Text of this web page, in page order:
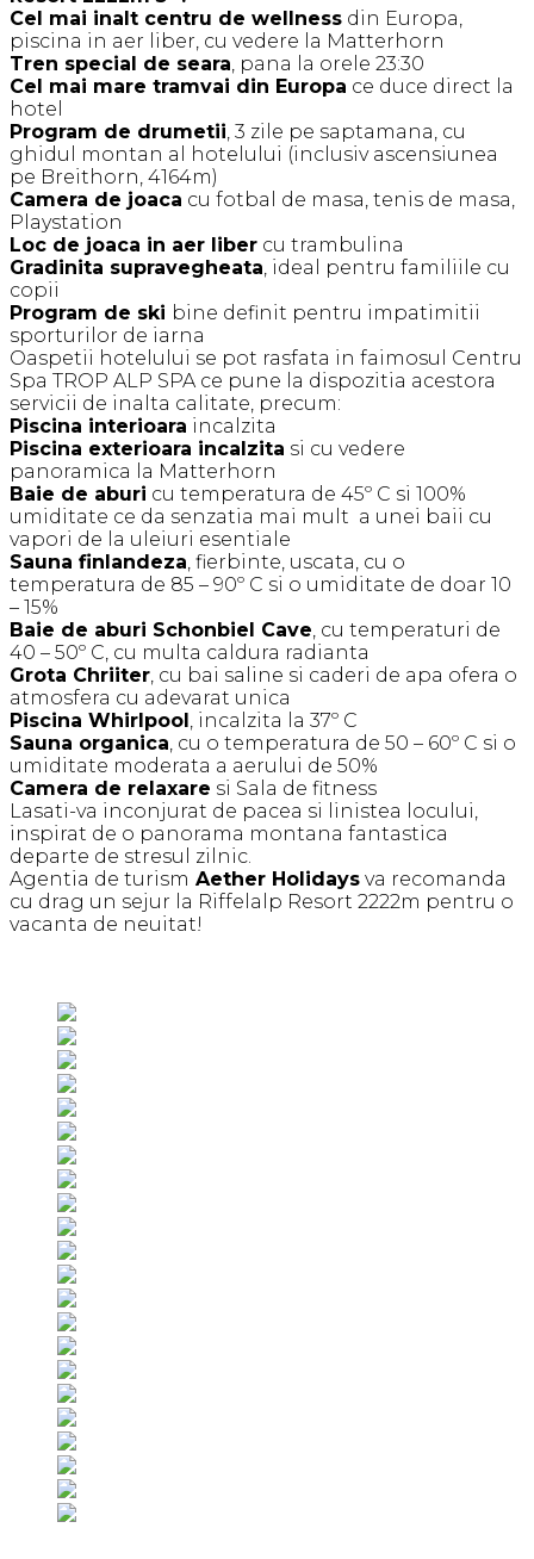
Cel mai inalt centru de wellness din Europa,
piscina in aer liber, cu vedere la Matterhorn
Tren special de seara, pana la orele 23:30
Cel mai mare tramvai din Europa ce duce direct la
hotel
Program de drumetii, 3 zile pe saptamana, cu
ghidul montan al hotelului (inclusiv ascensiunea
pe Breithorn, 4164m)
Camera de joaca cu fotbal de masa, tenis de masa,
Playstation
Loc de joaca in aer liber cu trambulina
Gradinita supravegheata, ideal pentru familiile cu
copii
Program de ski bine definit pentru impatimitii
sporturilor de iarna
Oaspetii hotelului se pot rasfata in faimosul Centru
Spa TROP ALP SPA ce pune la dispozitia acestora
servicii de inalta calitate, precum:
Piscina interioara incalzita
Piscina exterioara incalzita si cu vedere
panoramica la Matterhorn
Baie de aburi cu temperatura de 45º C si 100%
umiditate ce da senzatia mai mult a unei baii cu
vapori de la uleiuri esentiale
Sauna finlandeza, fierbinte, uscata, cu o
temperatura de 85 – 90º C si o umiditate de doar 10
– 15%
Baie de aburi Schonbiel Cave, cu temperaturi de
40 – 50º C, cu multa caldura radianta
Grota Chriiter, cu bai saline si caderi de apa ofera o
atmosfera cu adevarat unica
Piscina Whirlpool , incalzita la 37º C
Sauna organica, cu o temperatura de 50 – 60º C si o
umiditate moderata a aerului de 50%
Camera de relaxare si Sala de fitness
Lasati-va inconjurat de pacea si linistea locului,
inspirat de o panorama montana fantastica
departe de stresul zilnic.
Agentia de turism Aether Holidays va recomanda
cu drag un sejur la Riffelalp Resort 2222m pentru o
vacanta de neuitat!